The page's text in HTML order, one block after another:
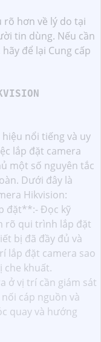
rõ hơn về lý do tại
tin dùng. Nếu cần
để lại Cung cấp
nổi tiếng và uy
lắp đặt camera
một số nguyên tắc
Dưới đây là
Hikvision:
đặt**:- Đọc kỹ
rõ qui trình lắp đặt
bị đã đầy đủ và
lắp đặt camera sao
che khuất.
ở vị trí cần giám sát
cáp nguồn và
quay và hướng